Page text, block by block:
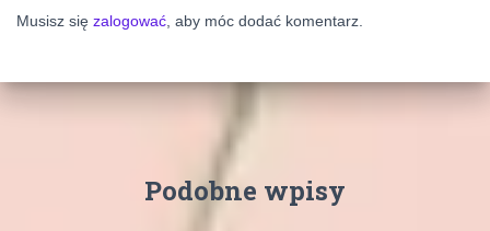
Musisz się zalogować , aby móc dodać komentarz.
Podobne wpisy